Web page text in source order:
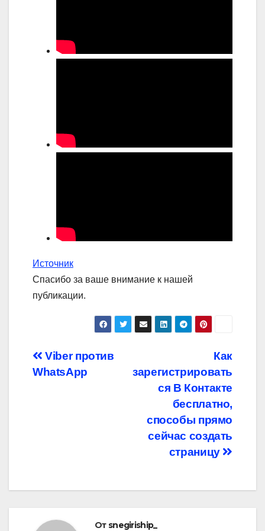
Источник
Спасибо за ваше внимание к нашей
публикации.
Навигация
Как
зарегистрировать
ся В Контакте
бесплатно,
способы прямо
сейчас создать
страницу
Viber против
WhatsApp
От snegiriship_